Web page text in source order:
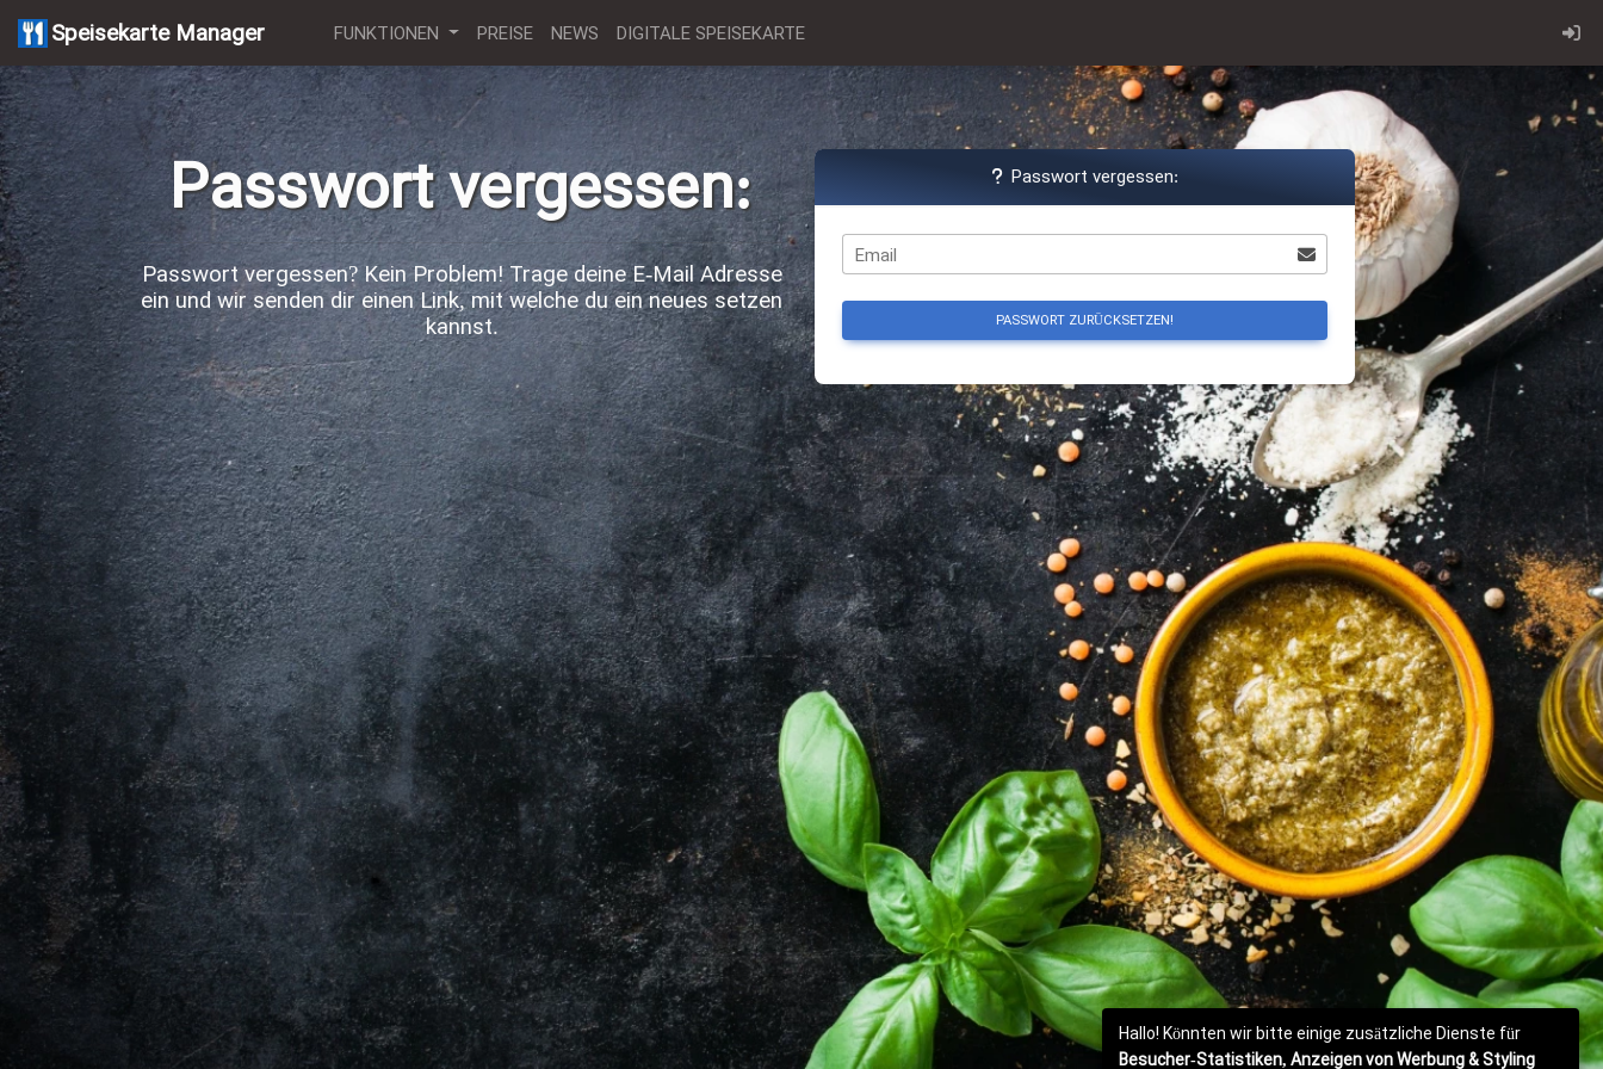
Speisekarte Manager FUNKTIONEN PREISE NEWS DIGITALE SPEISEKARTE
Passwort vergessen:
Passwort vergessen? Kein Problem! Trage deine E-Mail Adresse
ein und wir senden dir einen Link, mit welche du ein neues setzen
kannst.
Passwort vergessen:
Email
PASSWORT ZURÜCKSETZEN!
Hallo! Könnten wir bitte einige zusätzliche Dienste für
Besucher-Statistiken, Anzeigen von Werbung & Styling